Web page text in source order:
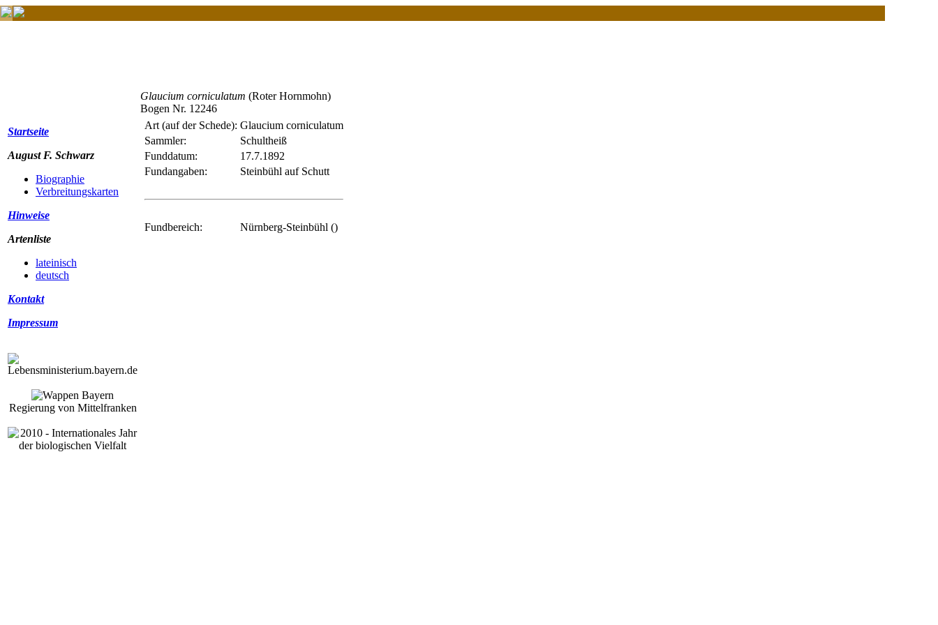
Startseite
August F. Schwarz
Biographie
Verbreitungskarten
Hinweise
Artenliste
lateinisch
deutsch
Kontakt
Impressum
Regierung von Mittelfranken
Glaucium corniculatum (Roter Hornmohn)
Bogen Nr. 12246
Art (auf der Schede): Glaucium corniculatum
Sammler:
Schultheiß
Funddatum:
17.7.1892
Fundangaben:
Steinbühl auf Schutt
Fundbereich: Nürnberg-Steinbühl ()